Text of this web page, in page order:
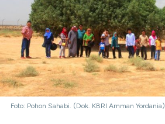
Foto: Pohon Sahabi. (Dok. KBRI Amman Yordania)